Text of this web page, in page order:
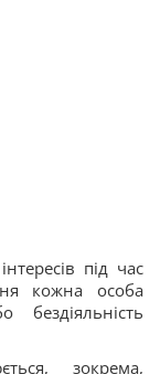
під час
кожна особа
зокрема,